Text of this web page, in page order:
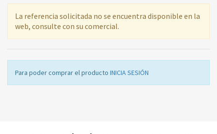
La referencia solicitada no se encuentra disponible en la
web, consulte con su comercial.
Para poder comprar el producto INICIA SESIÓN